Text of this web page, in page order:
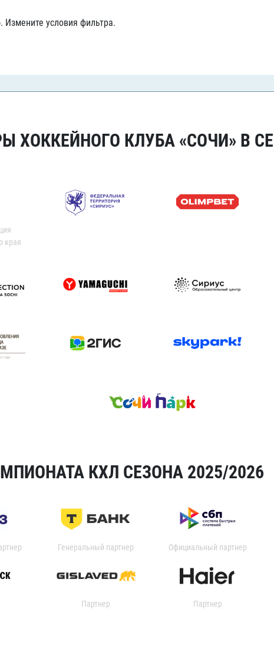
Барыс
условия фильтра.
ХОККЕЙНОГО КЛУБА «СОЧИ» В
края
КХЛ СЕЗОНА 2025/2026
Генеральный партнер Официальный партнер
Партнер Партнер